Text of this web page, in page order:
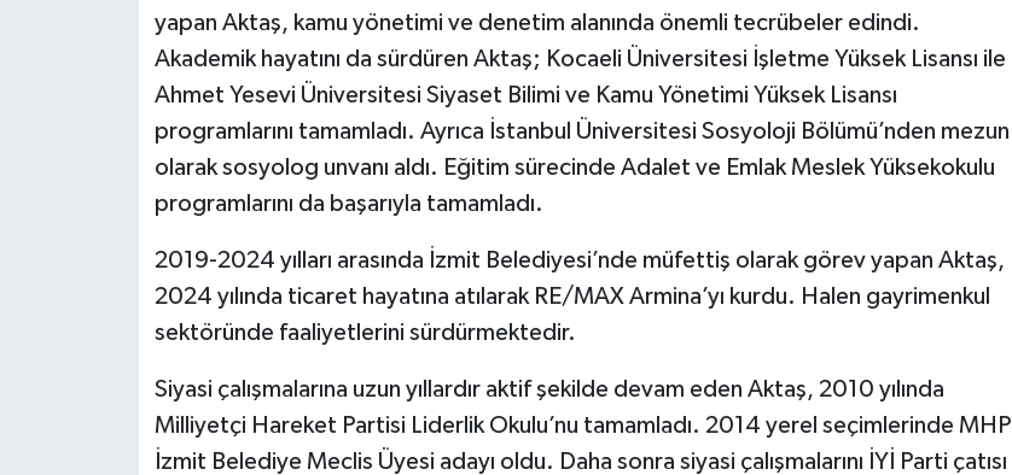
yapan Aktaş, kamu yönetimi ve denetim alanında önemli tecrübeler edindi.
Akademik hayatını da sürdüren Aktaş; Kocaeli Üniversitesi İşletme Yüksek Lisansı ile
Ahmet Yesevi Üniversitesi Siyaset Bilimi ve Kamu Yönetimi Yüksek Lisansı
programlarını tamamladı. Ayrıca İstanbul Üniversitesi Sosyoloji Bölümü’nden mezun
olarak sosyolog unvanı aldı. Eğitim sürecinde Adalet ve Emlak Meslek Yüksekokulu
programlarını da başarıyla tamamladı.
2019-2024 yılları arasında İzmit Belediyesi’nde müfettiş olarak görev yapan Aktaş,
2024 yılında ticaret hayatına atılarak RE/MAX Armina’yı kurdu. Halen gayrimenkul
sektöründe faaliyetlerini sürdürmektedir.
Siyasi çalışmalarına uzun yıllardır aktif şekilde devam eden Aktaş, 2010 yılında
Milliyetçi Hareket Partisi Liderlik Okulu’nu tamamladı. 2014 yerel seçimlerinde MHP
İzmit Belediye Meclis Üyesi adayı oldu. Daha sonra siyasi çalışmalarını İYİ Parti çatısı